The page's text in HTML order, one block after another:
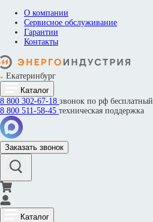
О компании
Сервисное обслуживание
Гарантии
Контакты
Екатеринбург
Каталог
8 800 302-67-18 звонок по рф бесплатный
8 800 511-58-45 техническая поддержка
Заказать звонок
Каталог